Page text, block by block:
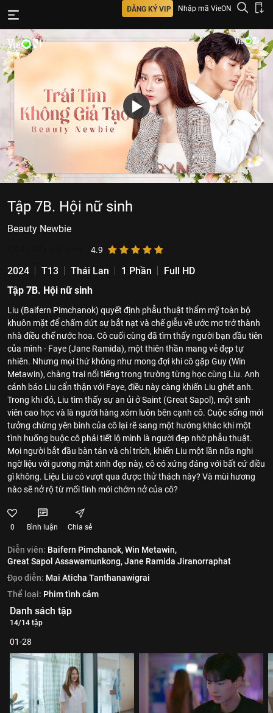
ĐĂNG KÝ VIP Nhập mã VieON
Tập 7B. Hội nữ sinh
Beauty Newbie
4.9
2024 T13 Thái Lan 1 Phần
Full HD
Tập 7B. Hội nữ sinh
Liu (Baifern Pimchanok) quyết định phẫu thuật thẩm mỹ toàn bộ
khuôn mặt để chấm dứt sự bắt nạt và chế giễu về ước mơ trở thành
nhà điều chế nước hoa. Cô cuối cùng đã tìm thấy người bạn đầu tiên
của mình - Faye (Jane Ramida), một thiên thần mang vẻ đẹp tự
nhiên. Nhưng mọi thứ không như mong đợi khi cô gặp Guy (Win
Metawin), chàng trai nổi tiếng trong trường từng học cùng Liu. Anh
cảnh báo Liu cẩn thận với Faye, điều này càng khiến Liu ghét anh.
Trong khi đó, Liu tìm thấy sự an ủi ở Saint (Great Sapol), một sinh
viên cao học và là người hàng xóm luôn bên cạnh cô. Cuộc sống mới
tưởng chừng yên bình của cô lại rẽ sang một hướng khác khi một
tình huống buộc cô phải tiết lộ mình là người đẹp nhờ phẫu thuật.
Mọi người bắt đầu bàn tán và chỉ trích, khiến Liu một lần nữa nghi
ngờ liệu với gương mặt xinh đẹp này, cô có xứng đáng với bất cứ điều
gì không. Liệu Liu có vượt qua được thử thách này? Và mùi hương
nào sẽ nở rộ từ mối tình mới chớm nở của cô?
0 Bình luận Chia sẻ
Diễn viên: Baifern Pimchanok,Win Metawin,
Great Sapol Assawamunkong,Jane Ramida Jiranorraphat
Đạo diễn: Mai Aticha Tanthanawigrai
Thể loại: Phim tình cảm
Danh sách tập
14/14 tập
01-28